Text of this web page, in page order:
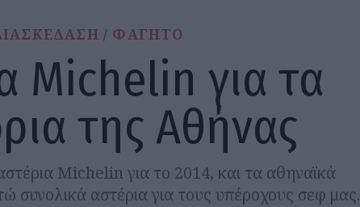
ΦΑΓΗΤΟ
Michelin για τα
της Αθήνας
Michelin για το 2014, και τα αθηναϊκά
συνολικά αστέρια για τους υπέροχους σεφ μας.